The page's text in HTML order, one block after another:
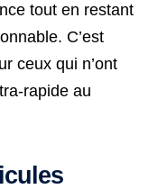
tout en restant
C’est
ceux qui n’ont
rapide au